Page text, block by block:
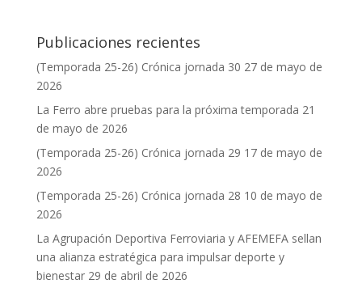
Publicaciones recientes
(Temporada 25-26) Crónica jornada 30 27 de mayo de
2026
La Ferro abre pruebas para la próxima temporada 21
de mayo de 2026
(Temporada 25-26) Crónica jornada 29 17 de mayo de
2026
(Temporada 25-26) Crónica jornada 28 10 de mayo de
2026
La Agrupación Deportiva Ferroviaria y AFEMEFA sellan
una alianza estratégica para impulsar deporte y
bienestar 29 de abril de 2026